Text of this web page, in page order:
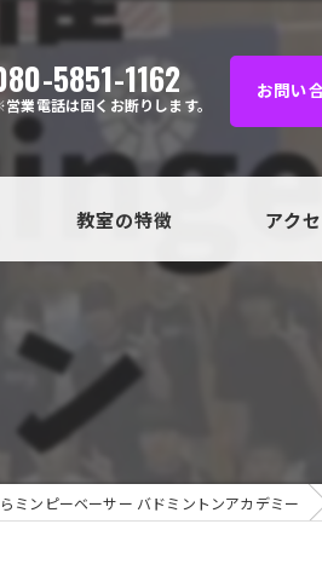
5851-1162
業電話は固くお断りします。
お問い
教室の特徴
千曲市のバドミントン教室
上田市のバドミントン教室
茅野市のバドミントン教室
アク
上田市の
ミンピーベーサー バドミントンアカデミー